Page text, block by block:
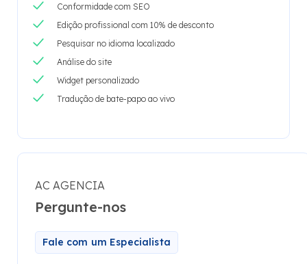
Conformidade com SEO
Edição profissional com 10% de desconto
Pesquisar no idioma localizado
Análise do site
Widget personalizado
Tradução de bate-papo ao vivo
AC AGENCIA
Pergunte-nos
Fale com um Especialista